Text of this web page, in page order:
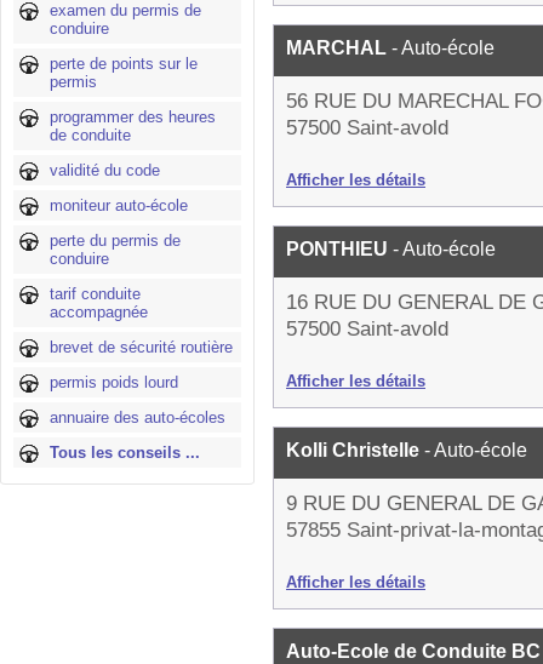
examen du permis de
conduire
perte de points sur le
permis
programmer des heures
de conduite
validité du code
moniteur auto-école
perte du permis de
conduire
tarif conduite
accompagnée
brevet de sécurité routière
permis poids lourd
annuaire des auto-écoles
Tous les conseils ...
MARCHAL - Auto-école
56 RUE DU MARECHAL
57500 Saint-avold
Afficher les détails
PONTHIEU - Auto-école
16 RUE DU GENERAL DE
57500 Saint-avold
Afficher les détails
Kolli Christelle - Auto-école
9 RUE DU GENERAL DE
57855 Saint-privat-la-
Afficher les détails
Auto-Ecole de Conduite